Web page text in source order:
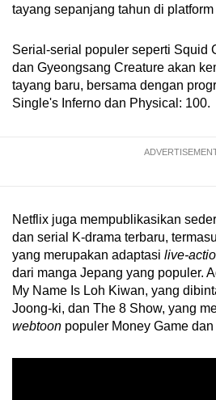
tayang sepanjang tahun di platform
Serial-serial populer seperti Squid
dan Gyeongsang Creature akan
tayang baru, bersama dengan
Single's Inferno dan Physical: 100.
Netflix juga mempublikasikan
dan serial K-drama terbaru,
yang merupakan adaptasi live-
dari manga Jepang yang populer.
My Name Is Loh Kiwan, yang
Joong-ki, dan The 8 Show, yang
webtoon populer Money Game
continue,
to
a
supported
browser
experience,
download
the
mobile
app.
but